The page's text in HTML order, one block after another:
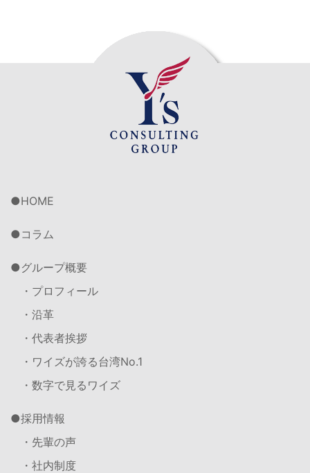
HOME
コラム
グループ概要
・プロフィール
・沿革
・代表者挨拶
・ワイズが誇る台湾No.1
・数字で見るワイズ
採用情報
・先輩の声
・社内制度